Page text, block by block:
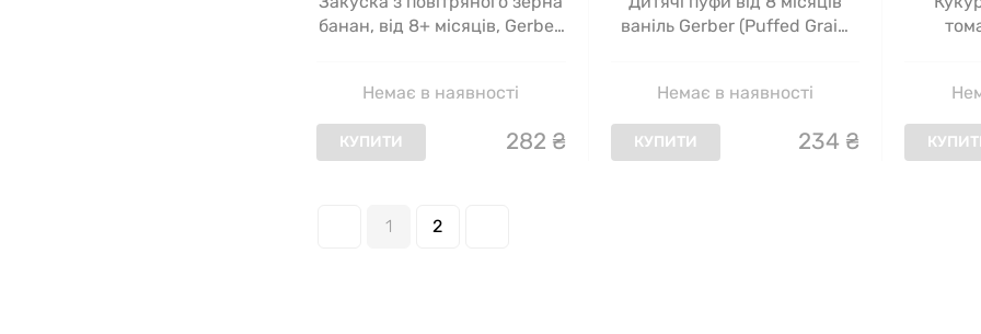
банан, від 8+ місяців, Gerber,
Немає в наявності
КУПИТИ 282 ₴
ваніль Gerber (Puffed Grain
Немає в наявності
КУПИТИ 234 ₴
1 2